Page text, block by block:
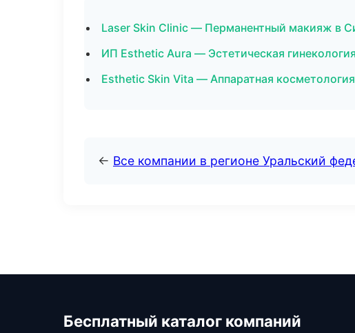
Laser Skin Clinic — Перманентный макияж в
ИП Esthetic Aura — Эстетическая
Esthetic Skin Vita — Аппаратная
← Все компании в регионе Уральский
Бесплатный каталог компаний